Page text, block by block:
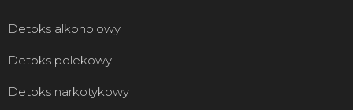
Detoks alkoholowy
Detoks polekowy
Detoks narkotykowy